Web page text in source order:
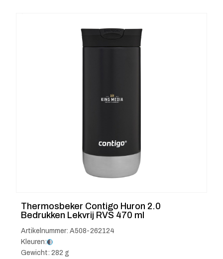
Thermosbeker Contigo Huron 2.0
Bedrukken Lekvrij RVS 470 ml
Artikelnummer: A508-262124
Kleuren:
Gewicht: 282 g